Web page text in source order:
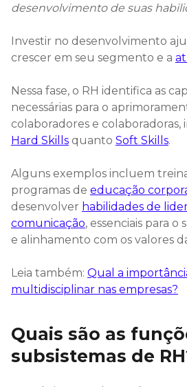
desenvolvimento de suas
Investir no desenvolvimento
crescer em seu segmento e a
Nessa fase, o RH identifica as
necessárias para o
colaboradores e
Hard Skills quanto Soft Skills.
Alguns exemplos incluem
programas de educação
desenvolver habilidades de
comunicação, essenciais para o
e alinhamento com os valores
Leia também: Qual a
multidisciplinar nas empresas?
Quais são as
subsistemas de